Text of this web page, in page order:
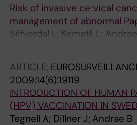
Risk of invasive cervical
management of abnormal
Silfverdal L; Kemetli L;
W; Dillner J; Strander B;
ARTICLE:
2009;14(6):19119
INTRODUCTION OF HUMAN
(HPV) VACCINATION IN
Tegnell A; Dillner J; Andrae B